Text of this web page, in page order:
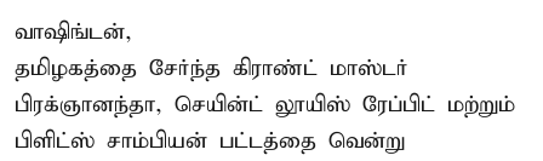
வாஷிங்டன்,
தமிழகத்தை சேர்ந்த கிராண்ட் மாஸ்டர்
பிரக்ஞானந்தா, செயின்ட் லூயிஸ் ரேப்பிட் மற்றும்
பிளிட்ஸ் சாம்பியன் பட்டத்தை வென்று